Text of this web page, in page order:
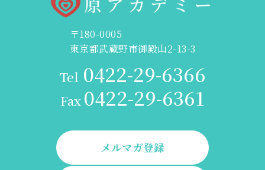
〒180-0005
東京都武蔵野市御殿山2-13-3
Tel 0422-29-6366
Fax 0422-29-6361
メルマガ登録